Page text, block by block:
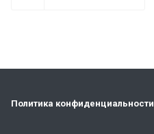
Политика конфиденциальности